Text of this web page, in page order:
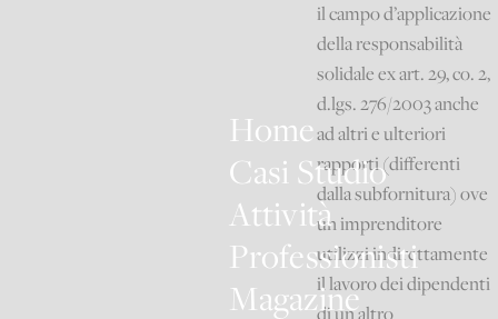
Home
Casi Studio
Attività
Professionisti
Magazine
il campo d’applicazione
della responsabilità
solidale ex art. 29, co. 2,
d.lgs. 276/2003 anche
ad altri e ulteriori
rapporti (differenti
dalla subfornitura) ove
un imprenditore
utilizzi indirettamente
il lavoro dei dipendenti
di un altro